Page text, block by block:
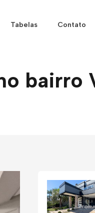
Tabelas Contato
bairro